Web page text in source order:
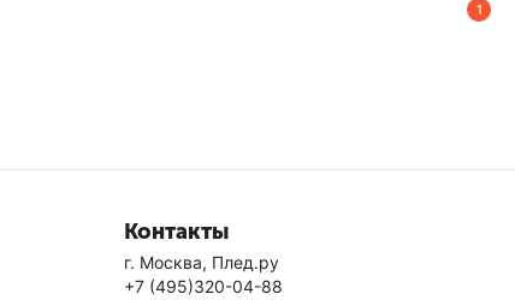
1
Контакты
г. Москва, Плед.ру
+7 (495)320-04-88